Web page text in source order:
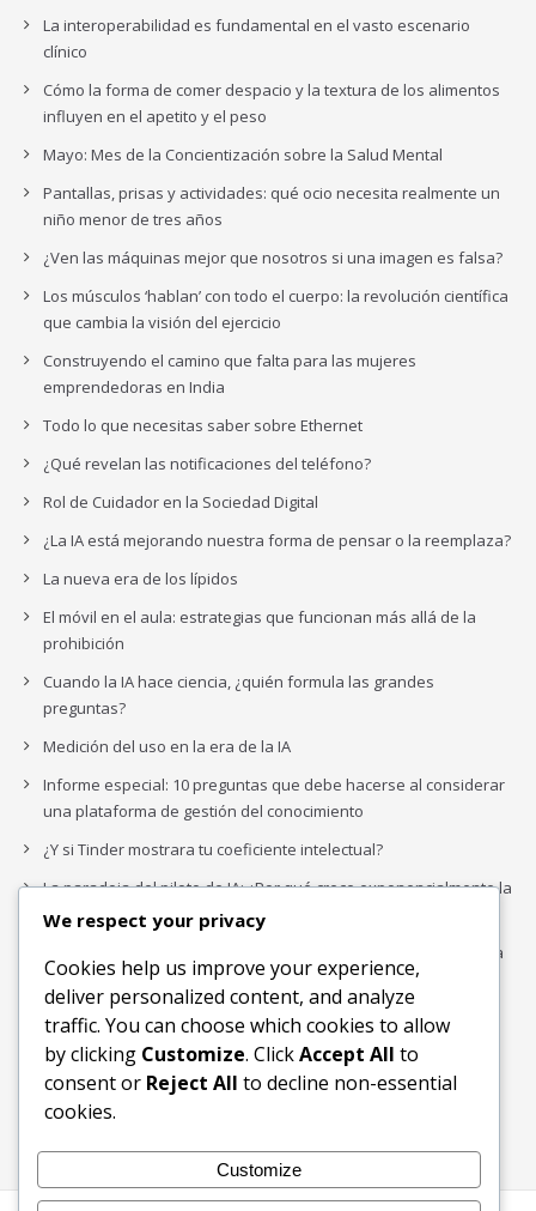
La interoperabilidad es fundamental en el vasto escenario
clínico
Cómo la forma de comer despacio y la textura de los alimentos
influyen en el apetito y el peso
Mayo: Mes de la Concientización sobre la Salud Mental
Pantallas, prisas y actividades: qué ocio necesita realmente un
niño menor de tres años
¿Ven las máquinas mejor que nosotros si una imagen es falsa?
Los músculos ‘hablan’ con todo el cuerpo: la revolución científica
que cambia la visión del ejercicio
Construyendo el camino que falta para las mujeres
emprendedoras en India
Todo lo que necesitas saber sobre Ethernet
¿Qué revelan las notificaciones del teléfono?
Rol de Cuidador en la Sociedad Digital
¿La IA está mejorando nuestra forma de pensar o la reemplaza?
La nueva era de los lípidos
El móvil en el aula: estrategias que funcionan más allá de la
prohibición
Cuando la IA hace ciencia, ¿quién formula las grandes
preguntas?
Medición del uso en la era de la IA
Informe especial: 10 preguntas que debe hacerse al considerar
una plataforma de gestión del conocimiento
¿Y si Tinder mostrara tu coeficiente intelectual?
La paradoja del piloto de IA: ¿Por qué crece exponencialmente la
complejidad de la IA empresarial?
Los organigramas de marketing se crearon para los canales. La
IA acaba de dejarlos obsoletos.
Buscar
Buscar
We respect your privacy
Cookies help us improve your experience,
deliver personalized content, and analyze
traffic. You can choose which cookies to allow
by clicking Customize. ClickAccept All to
consent or Reject All to decline non-essential
cookies.
Customize